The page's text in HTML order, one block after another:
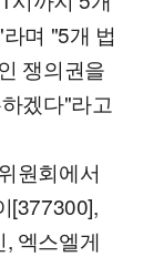
며 "5개 법
쟁의권을
겠다"라고
원회에서
[377300],
엑스엘게